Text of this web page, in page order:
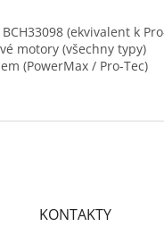
BCH33098 (ekvivalent k
motory (všechny typy)
(PowerMax / Pro-Tec)
KONTAKTY